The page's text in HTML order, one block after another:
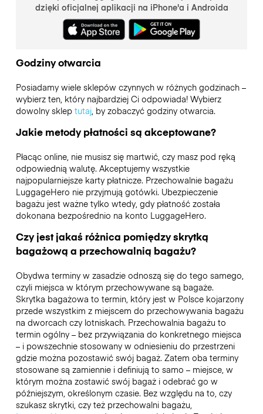
dzięki oficjalnej aplikacji na iPhone'a i Androida
Godziny otwarcia
Posiadamy wiele sklepów czynnych w różnych godzinach –
wybierz ten, który najbardziej Ci odpowiada! Wybierz
dowolny sklep tutaj, by zobaczyć godziny otwarcia.
Jakie metody płatności są akceptowane?
Płacąc online, nie musisz się martwić, czy masz pod ręką
odpowiednią walutę. Akceptujemy wszystkie
najpopularniejsze karty płatnicze. Przechowalnie bagażu
LuggageHero nie przyjmują gotówki. Ubezpieczenie
bagażu jest ważne tylko wtedy, gdy płatność została
dokonana bezpośrednio na konto LuggageHero.
Czy jest jakaś różnica pomiędzy skrytką
bagażową a przechowalnią bagażu?
Obydwa terminy w zasadzie odnoszą się do tego samego,
czyli miejsca w którym przechowywane są bagaże.
Skrytka bagażowa to termin, który jest w Polsce kojarzony
przede wszystkim z miejscem do przechowywania bagażu
na dworcach czy lotniskach. Przechowalnia bagażu to
termin ogólny – bez przywiązania do konkretnego miejsca
– i powszechnie stosowany w odniesieniu do przestrzeni
gdzie można pozostawić swój bagaż. Zatem oba terminy
stosowane są zamiennie i definiują to samo – miejsce, w
którym można zostawić swój bagaż i odebrać go w
późniejszym, określonym czasie. Bez względu na to, czy
szukasz skrytki, czy też przechowalni bagażu,